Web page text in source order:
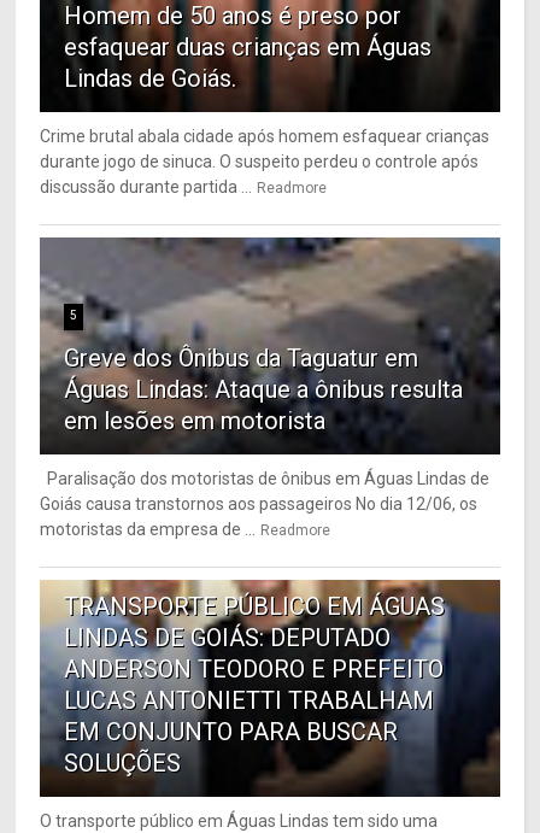
Homem de 50 anos é preso por
esfaquear duas crianças em Águas
Lindas de Goiás.
Crime brutal abala cidade após homem esfaquear crianças
durante jogo de sinuca. O suspeito perdeu o controle após
discussão durante partida ...
Readmore
5
Greve dos Ônibus da Taguatur em
Águas Lindas: Ataque a ônibus resulta
em lesões em motorista
Paralisação dos motoristas de ônibus em Águas Lindas de
Goiás causa transtornos aos passageiros No dia 12/06, os
motoristas da empresa de ...
Readmore
TRANSPORTE PÚBLICO EM ÁGUAS
LINDAS DE GOIÁS: DEPUTADO
ANDERSON TEODORO E PREFEITO
LUCAS ANTONIETTI TRABALHAM
EM CONJUNTO PARA BUSCAR
SOLUÇÕES
O transporte público em Águas Lindas tem sido uma